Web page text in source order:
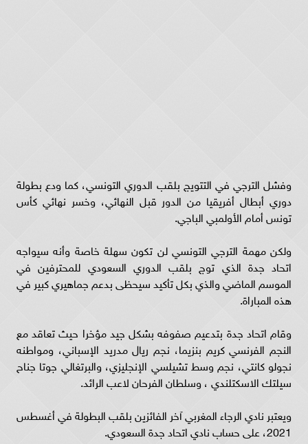
وفشل الترجي في التتويج بلقب الدوري التونسي، كما ودع بطولة
دوري أبطال أفريقيا من الدور قبل النهائي، وخسر نهائي كأس
تونس أمام الأولمبي الباجي.
ولكن مهمة الترجي التونسي لن تكون سهلة خاصة وأنه سيواجه
اتحاد جدة الذي توج بلقب الدوري السعودي للمحترفين في
الموسم الماضي والذي بكل تأكيد سيحظى بدعم جماهيري كبير في
هذه المباراة.
وقام اتحاد جدة بتدعيم صفوفه بشكل جيد مؤخرا حيث تعاقد مع
النجم الفرنسي كريم بنزيما، نجم ريال مدريد الإسباني، ومواطنه
نجولو كانتي، نجم وسط تشيلسي الإنجليزي، والبرتغالي جوتا جناح
سيلتك الاسكتلندي ، وسلطان الفرحان لاعب الرائد.
ويعتبر نادي الرجاء المغربي آخر الفائزين بلقب البطولة في أغسطس
2021، على حساب نادي اتحاد جدة السعودي.